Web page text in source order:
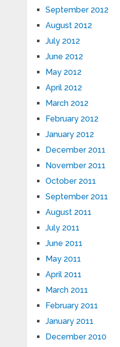
September 2012
August 2012
July 2012
June 2012
May 2012
April 2012
March 2012
February 2012
January 2012
December 2011
November 2011
October 2011
September 2011
August 2011
July 2011
June 2011
May 2011
April 2011
March 2011
February 2011
January 2011
December 2010